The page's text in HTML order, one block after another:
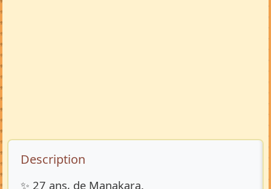
Description de l’annonce
Description
✨ 27 ans, de Manakara.